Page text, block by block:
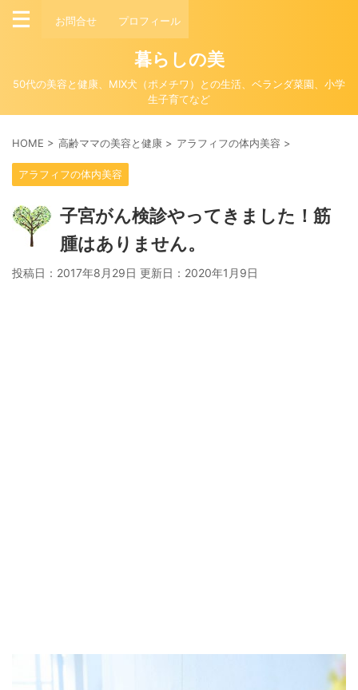
お問合せ プロフィール
暮らしの美
50代の美容と健康、MIX犬（ポメチワ）との生活、ベランダ菜園、小学
生子育てなど
HOME > 高齢ママの美容と健康 > アラフィフの体内美容 >
アラフィフの体内美容
子宮がん検診やってきました！筋
腫はありません。
投稿日：2017年8月29日 更新日： 2020年1月9日